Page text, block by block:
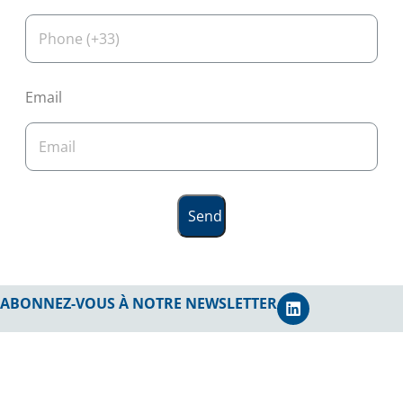
Email
Send
ABONNEZ-VOUS À NOTRE NEWSLETTER